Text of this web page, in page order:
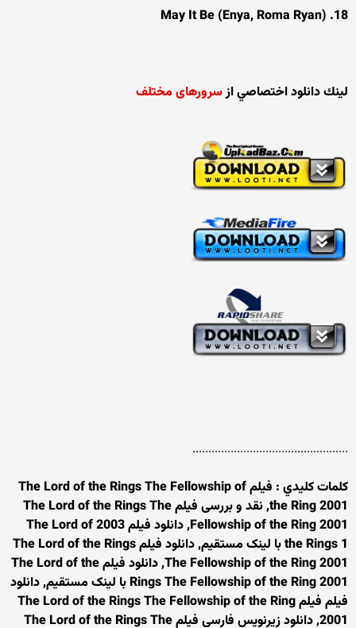
18. May It Be (Enya, Roma Ryan)
لينك دانلود اختصاصي ازسرورهای مختلف
.................................................
کلمات کليدي : فیلم The Lord of the Rings The Fellowship of
the Ring 2001, نقد و بررسی فیلم The Lord of the Rings The
Fellowship of the Ring 2001, دانلود فیلم 2003 The Lord of
the Rings 1 با لینک مستقیم, دانلود فیلم The Lord of the Rings
The Fellowship of the Ring 2001, دانلود فیلم The Lord of the
Rings The Fellowship of the Ring 2001 با لینک مستقیم, دانلود
فیلم فیلم The Lord of the Rings The Fellowship of the Ring
2001, دانلود زیرنویس فارسی فیلم The Lord of the Rings The